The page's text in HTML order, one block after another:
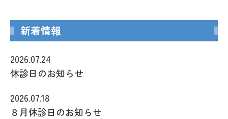
新着情報
2026.07.24
休診日のお知らせ
2026.07.18
８月休診日のお知らせ